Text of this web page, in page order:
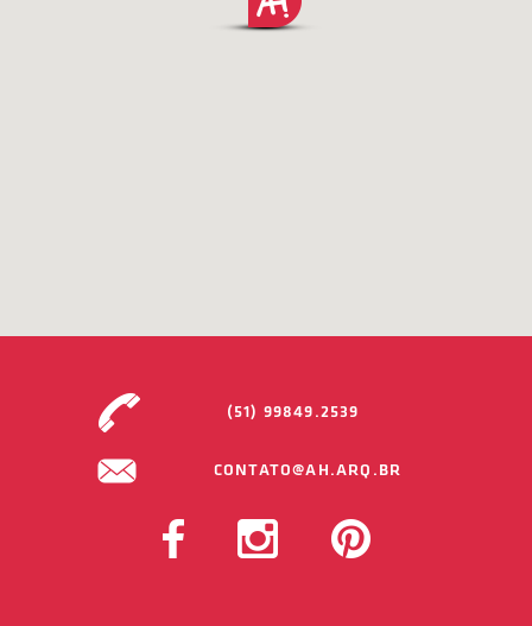
(51) 99849.2539
CONTATO@AH.ARQ.BR
FACEBOOK INSTAGRAM